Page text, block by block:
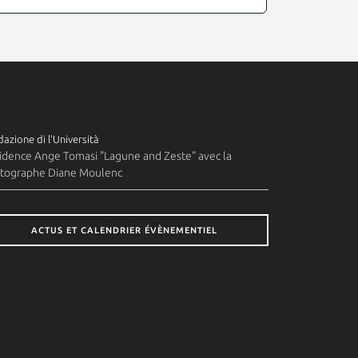
di l'Università
Ange Tomasi "Lagune and Zeste" avec la
Diane Moulenc
ACTUS ET CALENDRIER ÉVÈNEMENTIEL